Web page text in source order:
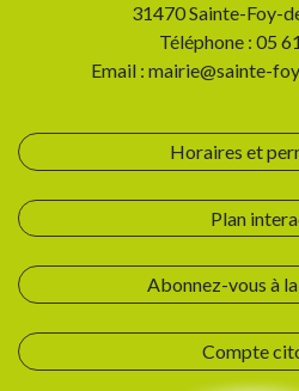
31470 Sainte-Foy-
Téléphone : 05
Email : mairie@sainte-
Horaires et
Plan
Abonnez-vous à
Compte